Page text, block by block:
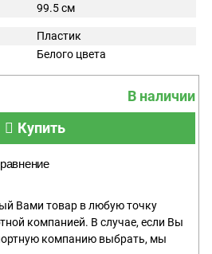
99.5 см
Пластик
Белого цвета
В наличии
Купить
Вами товар в любую точку
компанией. В случае, если Вы
компанию выбрать, мы